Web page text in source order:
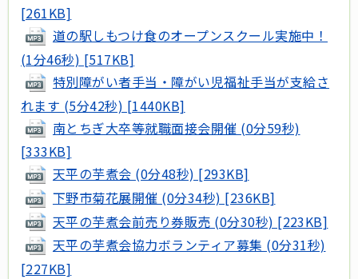
[261KB]
道の駅しもつけ食のオープンスクール実施中！
(1分46秒) [517KB]
特別障がい者手当・障がい児福祉手当が支給さ
れます (5分42秒) [1440KB]
南とちぎ大卒等就職面接会開催 (0分59秒)
[333KB]
天平の芋煮会 (0分48秒) [293KB]
下野市菊花展開催 (0分34秒) [236KB]
天平の芋煮会前売り券販売 (0分30秒) [223KB]
天平の芋煮会協力ボランティア募集 (0分31秒)
[227KB]